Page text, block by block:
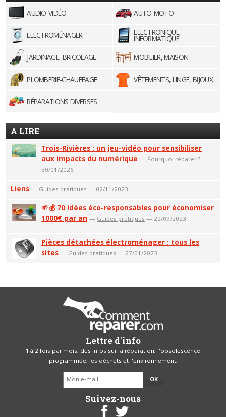
AUDIO-VIDÉO AUTO-MOTO
ELECTROMÉNAGER ELECTRONIQUE,
INFORMATIQUE
JARDINAGE, BRICOLAGE
MOBILIER, MAISON
PLOMBERIE-CHAUFFAGE VÊTEMENTS, LINGE, BIJOUX
RÉPARATIONS DIVERSES
A LIRE
Trois-Rivières : un jeu-vidéo pour sensibiliser
aux impacts du numérique — Pourquoi réparer ? —
30/01/2026
Liens — Guides pratiques — 02/11/2023
🌱💰 70 idées éco-responsables pour économiser
1000€ par an — Guides pratiques — 22/09/2023
Pièces détachées électroménager : tous les
sites — Guides pratiques — 27/01/2023
Lettre d'info
1 à 2 fois par mois, des infos sur la réparation, l'obsolescence
programmée, les déchets et l'environnement.
OK
Suivez-nous